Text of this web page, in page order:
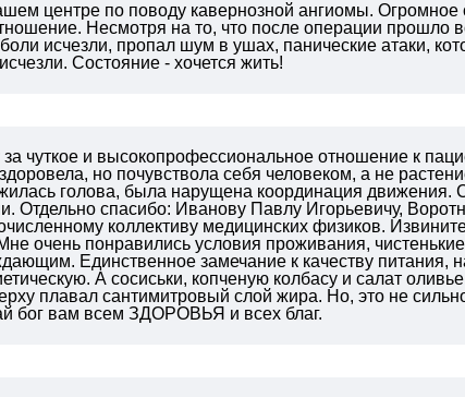
центре по поводу кавернозной ангиомы. Огромное
Несмотря на то, что после операции прошло
исчезли, пропал шум в ушах, панические атаки,
Состояние - хочется жить!
чуткое и высокопрофессиональное отношение к
но почувствола себя человеком, а не
голова, была нарущена координация движения.
Отдельно спасибо: Иванову Павлу Игорьевичу,
коллективу медицинских физиков.
очень понравились условия проживания,
Единственное замечание к качеству питания,
А сосиськи, копченую колбасу и салат
плавал сантимитровый слой жира. Но, это не
бог вам всем ЗДОРОВЬЯ и всех благ.